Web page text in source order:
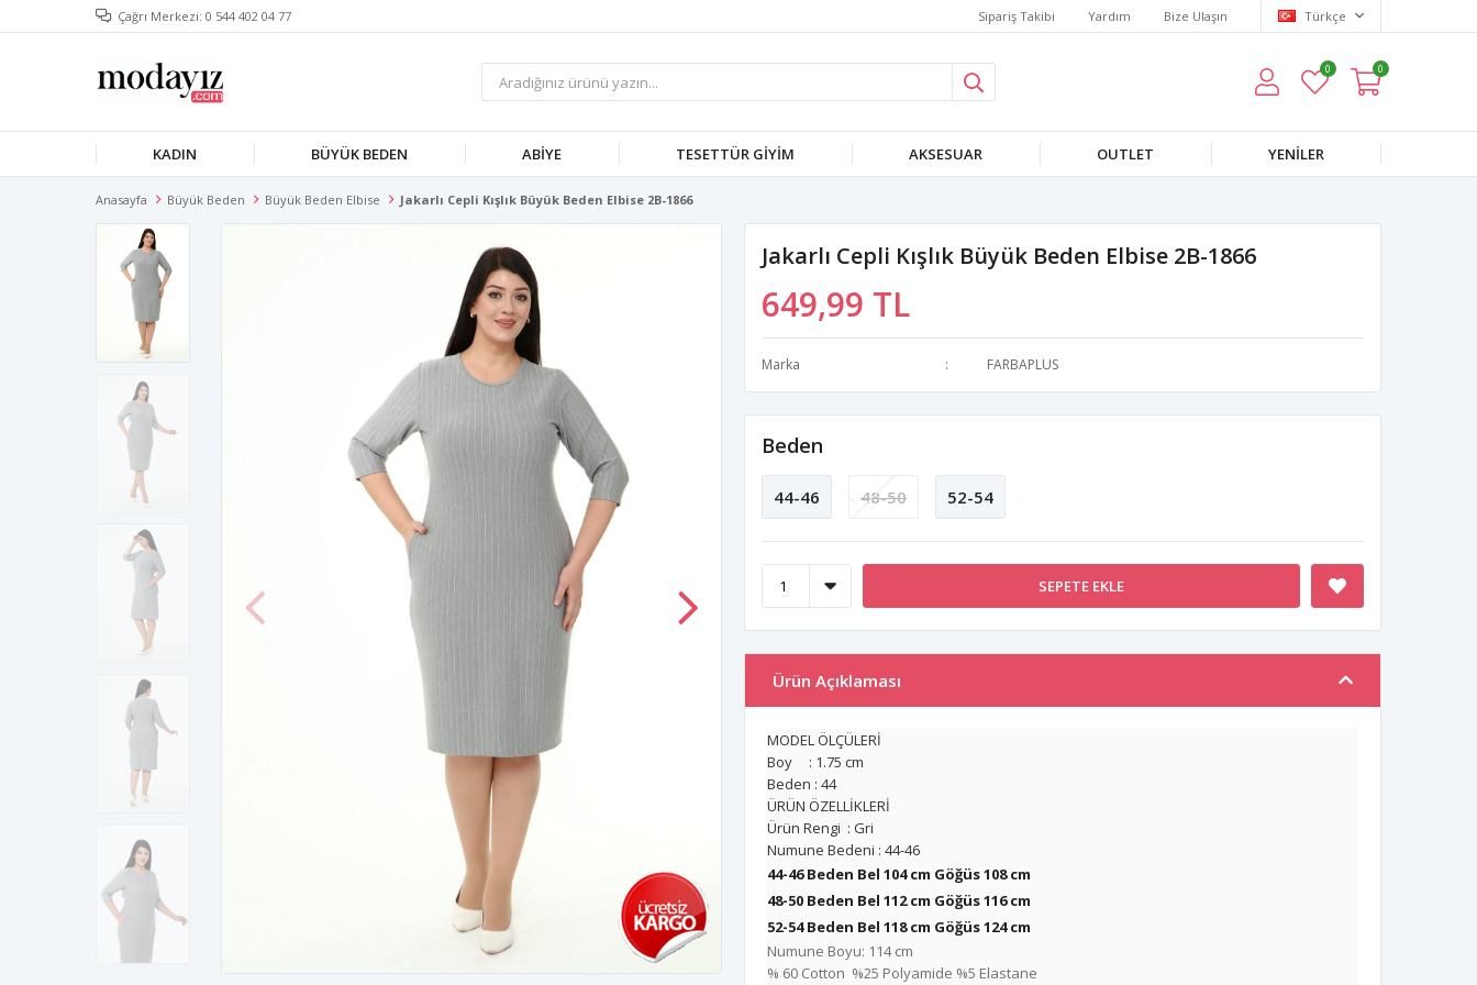
Çağrı Merkezi: 0 544 402 04 77 Sipariş Takibi Yardım Bize Ulaşın Türkçe
0 0
KADIN BÜYÜK BEDEN ABIYE TESETTÜR GIYIM AKSESUAR OUTLET YENILER
Anasayfa Büyük Beden Büyük Beden Elbise Jakarlı Cepli Kışlık Büyük Beden Elbise 2B-1866
Jakarlı Cepli Kışlık Büyük Beden Elbise 2B-1866
649,99 TL
Marka FARBAPLUS
Beden
44-46 48-50 52-54
SEPETE EKLE
Ürün Açıklaması
MODEL ÖLÇÜLERİ
Boy : 1.75 cm
Beden : 44
ÜRÜN ÖZELLİKLERİ
Ürün Rengi : Gri
Numune Bedeni : 44-46
44-46 Beden Bel 104 cm Göğüs 108 cm
48-50 Beden Bel 112 cm Göğüs 116 cm
52-54 Beden Bel 118 cm Göğüs 124 cm
Numune Boyu: 114 cm
% 60 Cotton %25 Polyamide %5 Elastane